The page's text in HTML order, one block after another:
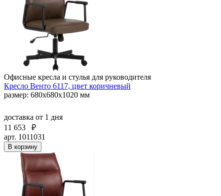
Офисные кресла и стулья для руководителя
Кресло Венто 6117, цвет коричневый
размер: 680х680х1020 мм
доставка от 1 дня
11 653
₽
арт. 1011031
В корзину